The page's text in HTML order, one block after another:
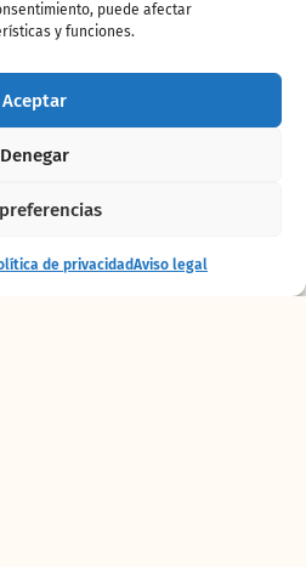
puede afectar
y funciones.
Aceptar
Denegar
de privacidadAviso legal
Entrada
+ alojamiento